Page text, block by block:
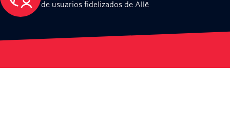
de usuarios fidelizados de Allē